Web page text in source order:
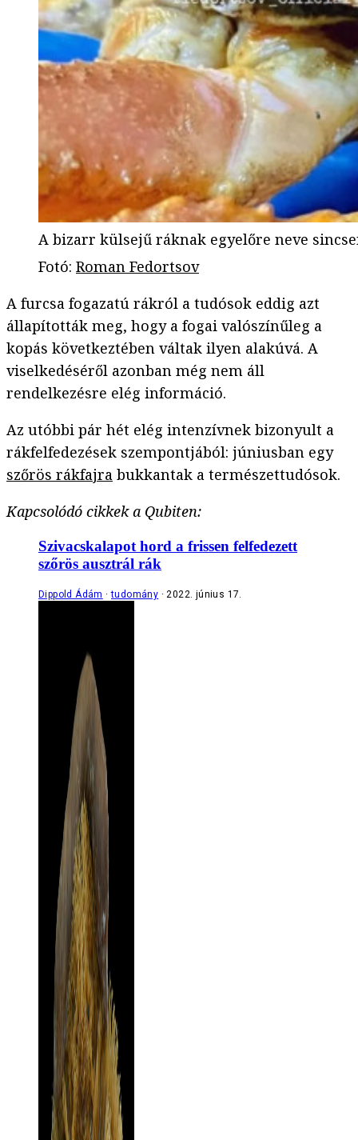
A bizarr külsejű ráknak egyelőre neve
Fotó: Roman Fedortsov
A furcsa fogazatú rákról a tudósok eddig azt
állapították meg, hogy a fogai valószínűleg a
kopás következtében váltak ilyen alakúvá. A
viselkedéséről azonban még nem áll
rendelkezésre elég információ.
Az utóbbi pár hét elég intenzívnek bizonyult a
rákfelfedezések szempontjából: júniusban egy
szőrös rákfajra bukkantak a természettudósok.
Kapcsolódó cikkek a Qubiten:
Szivacskalapot hord a frissen felfedezett
szőrös ausztrál rák
Dippold Ádám tudomány 2022. június 17.